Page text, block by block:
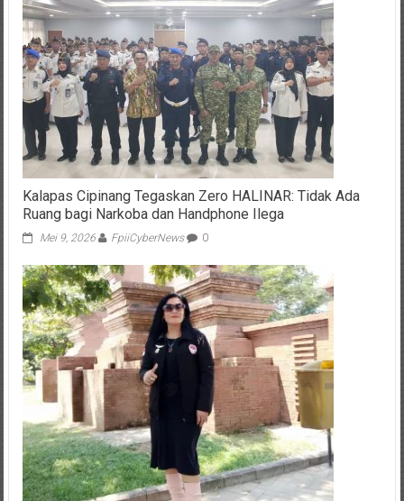
Kalapas Cipinang Tegaskan Zero HALINAR: Tidak Ada
Ruang bagi Narkoba dan Handphone Ilega
Mei 9, 2026 FpiiCyberNews 0